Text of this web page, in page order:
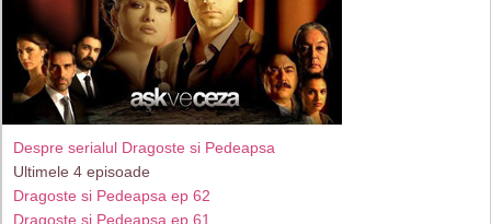
Despre serialul Dragoste si Pedeapsa
Ultimele 4 episoade
Dragoste si Pedeapsa ep 62
Dragoste si Pedeapsa ep 61